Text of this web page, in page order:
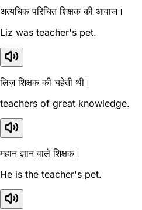
अत्यधिक परिचित शिक्षक की आवाज।
Liz was teacher's pet.
लिज़ शिक्षक की चहेती थी।
teachers of great knowledge.
महान ज्ञान वाले शिक्षक।
He is the teacher's pet.